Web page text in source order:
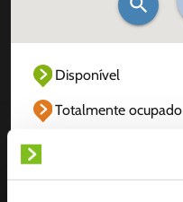
Disponível
Totalmente ocupado